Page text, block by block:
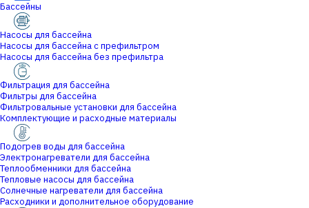
Бассейны
Насосы для бассейна
Насосы для бассейна с префильтром
Насосы для бассейна без префильтра
Фильтрация для бассейна
Фильтры для бассейна
Фильтровальные установки для бассейна
Комплектующие и расходные материалы
Подогрев воды для бассейна
Электронагреватели для бассейна
Теплообменники для бассейна
Тепловые насосы для бассейна
Солнечные нагреватели для бассейна
Расходники и дополнительное оборудование